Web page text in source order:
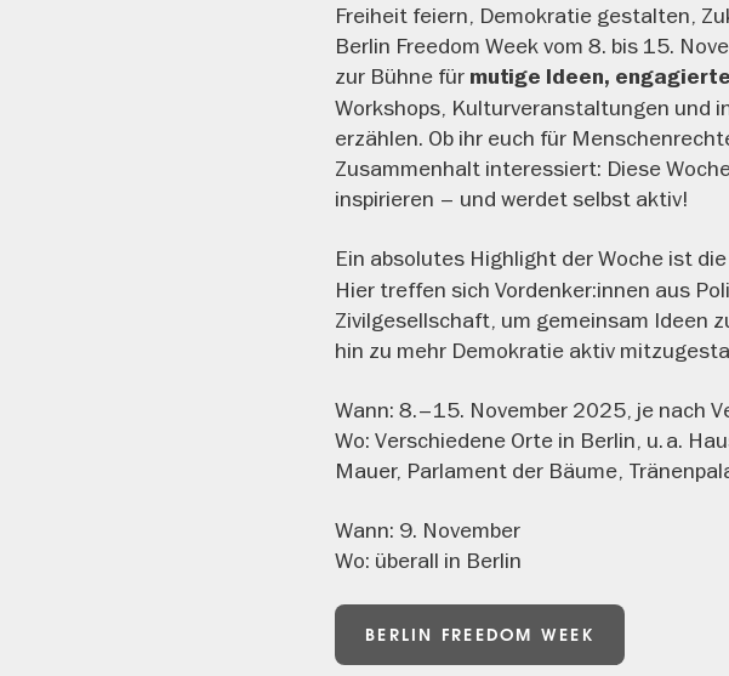
Freiheit feiern, Demokratie gestalten,
Berlin Freedom Week vom 8. bis 15.
zur Bühne für mutige Ideen,
Workshops, Kulturveranstaltungen und
erzählen. Ob ihr euch für
Zusammenhalt interessiert: Diese
inspirieren – und werdet selbst aktiv!
Ein absolutes Highlight der Woche ist die
Hier treffen sich Vordenker:innen aus
Zivilgesellschaft, um gemeinsam Ideen
hin zu mehr Demokratie aktiv
Wann: 8.–15. November 2025, je nach
Wo: Verschiedene Orte in Berlin, u. a.
Mauer, Parlament der Bäume,
Wann: 9. November
Wo: überall in Berlin
BERLIN FREEDOM WEEK